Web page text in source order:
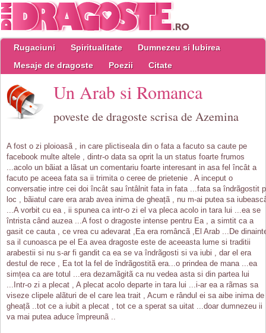
Rugaciuni Spiritualitate
Dumnezeu si Iubirea
Mesaje de dragoste
Poezii Citate
Un Arab si Romanca
poveste de dragoste scrisa de Azemina
A fost o zi ploioasã , in care plictiseala din o fata a facuto sa caute pe
facebook multe altele , dintr-o data sa oprit la un status foarte frumos
...acolo un bãiat a lãsat un comentariu foarte interesant in asa fel încât a
facuto pe aceea fata sa ii trimita o ceree de prietenie . A inceput o
conversatie intre cei doi încât sau întâlnit fata in fata ...fata sa îndrãgostit
loc , bãiatul care era arab avea inima de gheațã , nu m-ai putea sa
...A vorbit cu ea , ii spunea ca intr-o zi el va pleca acolo in tara lui ...ea se
întrista când auzea ...A fost o dragoste intense pentru Ea , a simtit ca a
gasit ce cauta , ce vrea cu adevarat ,Ea era româncã ,El Arab ...De
sa il cunoasca pe el Ea avea dragoste este de aceeasta lume si traditii
arabestii si nu s-ar fi gandit ca ea se va îndrãgosti si va iubi , dar el era
destul de rece , Ea tot la fel de îndrãgostitã era...o prindea de mana ...ea
simțea ca are totul ...era dezamãgitã ca nu vedea asta si din partea lui
...Intr-o zi a plecat , A plecat acolo departe in tara lui ...i-ar ea a rãmas sa
viseze clipele alãturi de el care lea trait , Acum e rândul ei sa aibe inima de
gheațã ..tot ce a iubit a plecat , tot ce a sperat sa uitat ...doar dumnezeu ii
va mai putea aduce împreunã ..